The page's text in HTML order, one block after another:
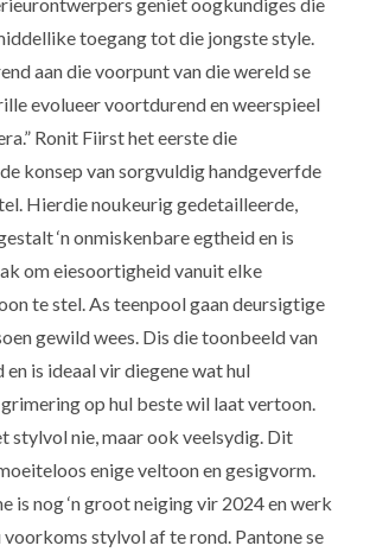
toegang tot die jongste style.
aan die voorpunt van die wereld se
evolueer voortdurend en weerspieel
Ronit Fiirst het eerste die
konsep van sorgvuldig handgeverfde
Hierdie noukeurig gedetailleerde,
‘n onmiskenbare egtheid en is
om eiesoortigheid vanuit elke
te stel. As teenpool gaan deursigtige
gewild wees. Dis die toonbeeld van
en is ideaal vir diegene wat hul
op hul beste wil laat vertoon.
stylvol nie, maar ook veelsydig. Dit
enige veltoon en gesigvorm.
is nog ‘n groot neiging vir 2024 en werk
stylvol af te rond. Pantone se